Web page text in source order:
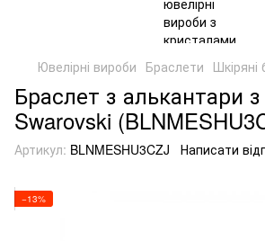
Ювелірні вироби Браслети Шкіряні
Браслет з алькантари
Swarovski
Артикул: BLNMESHU3CZJ Написати
−13%